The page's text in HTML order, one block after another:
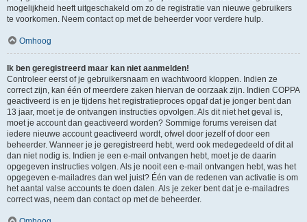
mogelijkheid heeft uitgeschakeld om zo de registratie van nieuwe gebruikers
te voorkomen. Neem contact op met de beheerder voor verdere hulp.
Omhoog
Ik ben geregistreerd maar kan niet aanmelden!
Controleer eerst of je gebruikersnaam en wachtwoord kloppen. Indien ze
correct zijn, kan één of meerdere zaken hiervan de oorzaak zijn. Indien COPPA
geactiveerd is en je tijdens het registratieproces opgaf dat je jonger bent dan
13 jaar, moet je de ontvangen instructies opvolgen. Als dit niet het geval is,
moet je account dan geactiveerd worden? Sommige forums vereisen dat
iedere nieuwe account geactiveerd wordt, ofwel door jezelf of door een
beheerder. Wanneer je je geregistreerd hebt, werd ook medegedeeld of dit al
dan niet nodig is. Indien je een e-mail ontvangen hebt, moet je de daarin
opgegeven instructies volgen. Als je nooit een e-mail ontvangen hebt, was het
opgegeven e-mailadres dan wel juist? Één van de redenen van activatie is om
het aantal valse accounts te doen dalen. Als je zeker bent dat je e-mailadres
correct was, neem dan contact op met de beheerder.